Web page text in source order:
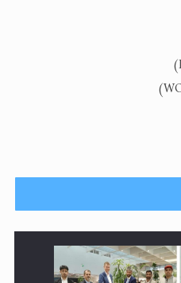
حِكم، وأهداف >> المزيد
في أهمية عيد